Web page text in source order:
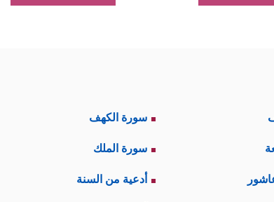
سورة الكهف
سورة الملك
أدعية من السنة